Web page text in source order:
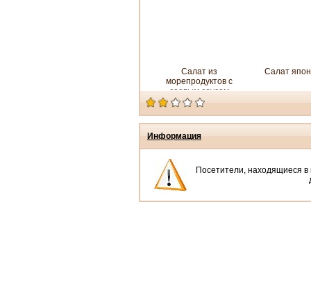
Салат из
морепродуктов с
соевым соусом
Салат
Информация
Посетители, находящиеся в